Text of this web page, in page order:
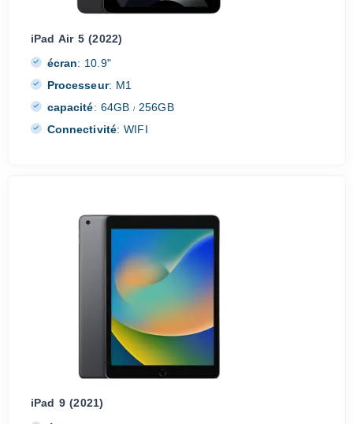
iPad Air 5 (2022)
écran: 10.9"
Processeur: M1
capacité: 64GB/ 256GB
Connectivité: WIFI
iPad 9 (2021)